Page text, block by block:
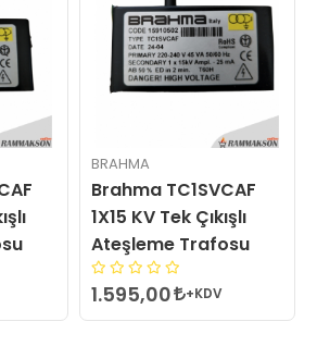
BRAHMA
Brahma TC1SVCAF
1X15 KV Tek Çıkışlı
Ateşleme Trafosu
1.595,00 +KDV